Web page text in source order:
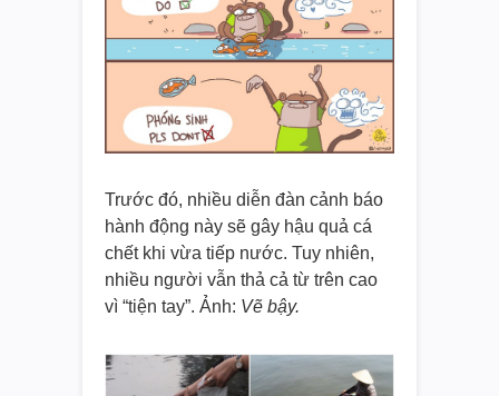
Trước đó, nhiều diễn đàn cảnh báo
hành động này sẽ gây hậu quả cá
chết khi vừa tiếp nước. Tuy nhiên,
nhiều người vẫn thả cả từ trên cao
vì “tiện tay”. Ảnh: Vẽ bậy.